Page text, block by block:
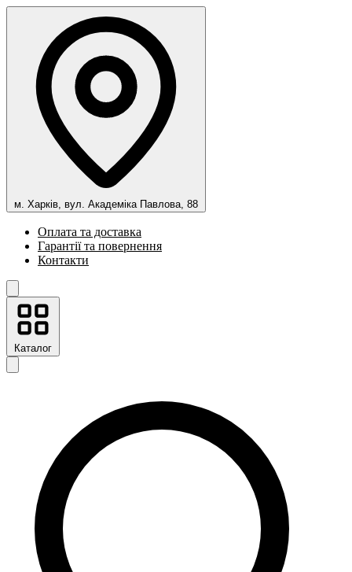
м. Харків, вул. Академіка Павлова, 88
Оплата та доставка
Гарантії та повернення
Контакти
Каталог